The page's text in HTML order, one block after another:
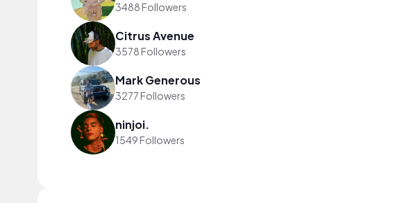
3488 Followers
Citrus Avenue
3578 Followers
Mark Generous
3277 Followers
ninjoi.
1549 Followers